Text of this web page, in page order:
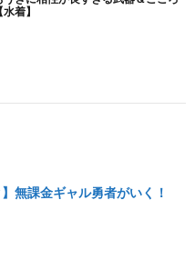
無課金ギャル勇者がいく！